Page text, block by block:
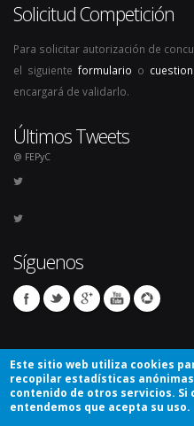
Solicitud Competición
Para solicitar autorización de
el siguiente formulario o
encargará de validarlo.
Últimos Tweets
@ FEPyC
Síguenos
© Copyright 2026. Todos
Este sitio web utiliza cookies
recopilar estadísticas
contenido de otros servicios. Si
entendemos que acepta su uso.